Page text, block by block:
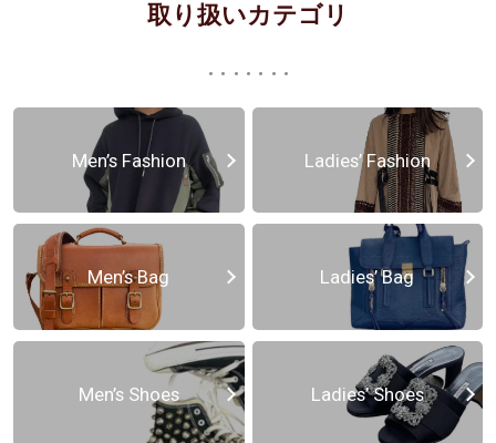
取り扱いカテゴリ
Men’s Fashion Ladies’ Fashion
Men’s Bag Ladies’ Bag
Men’s Shoes Ladies’ Shoes